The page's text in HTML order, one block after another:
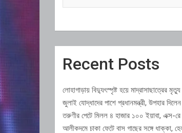
Recent Posts
লোহাগাড়ায় বিদ্যুৎস্পৃষ্ট হয়ে মাদ্রাসাছাত্রের মৃত্যু
জুলাই যোদ্ধাদের পাশে প্রধানমন্ত্রী, উপহার
তরুণীর পেটে মিলল ৪ হাজার ১০০ ইয়াবা, এক্স-
আলীকদমে চাকা ফেটে বাস গাছের সঙ্গে